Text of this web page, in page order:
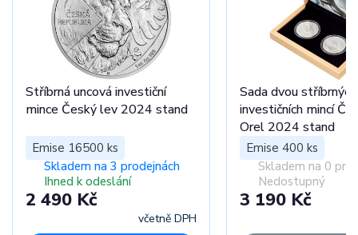
Stříbrná uncová investiční
mince Český lev 2024 stand
Emise 16500 ks
Skladem na 3 prodejnách
Ihned k odeslání
2 490 Kč
včetně DPH
Sada dvou
investičních mincí
Orel 2024 stand
Emise 400 ks
Skladem na 0
Nedostupný
3 190 Kč